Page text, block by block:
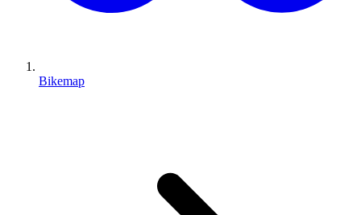
Bikemap